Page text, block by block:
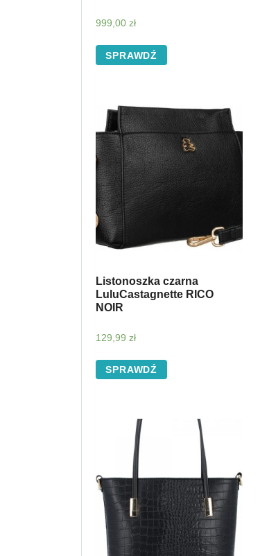
999,00 zł
SPRAWDŹ
Listonoszka czarna
LuluCastagnette RICO
NOIR
129,99 zł
SPRAWDŹ